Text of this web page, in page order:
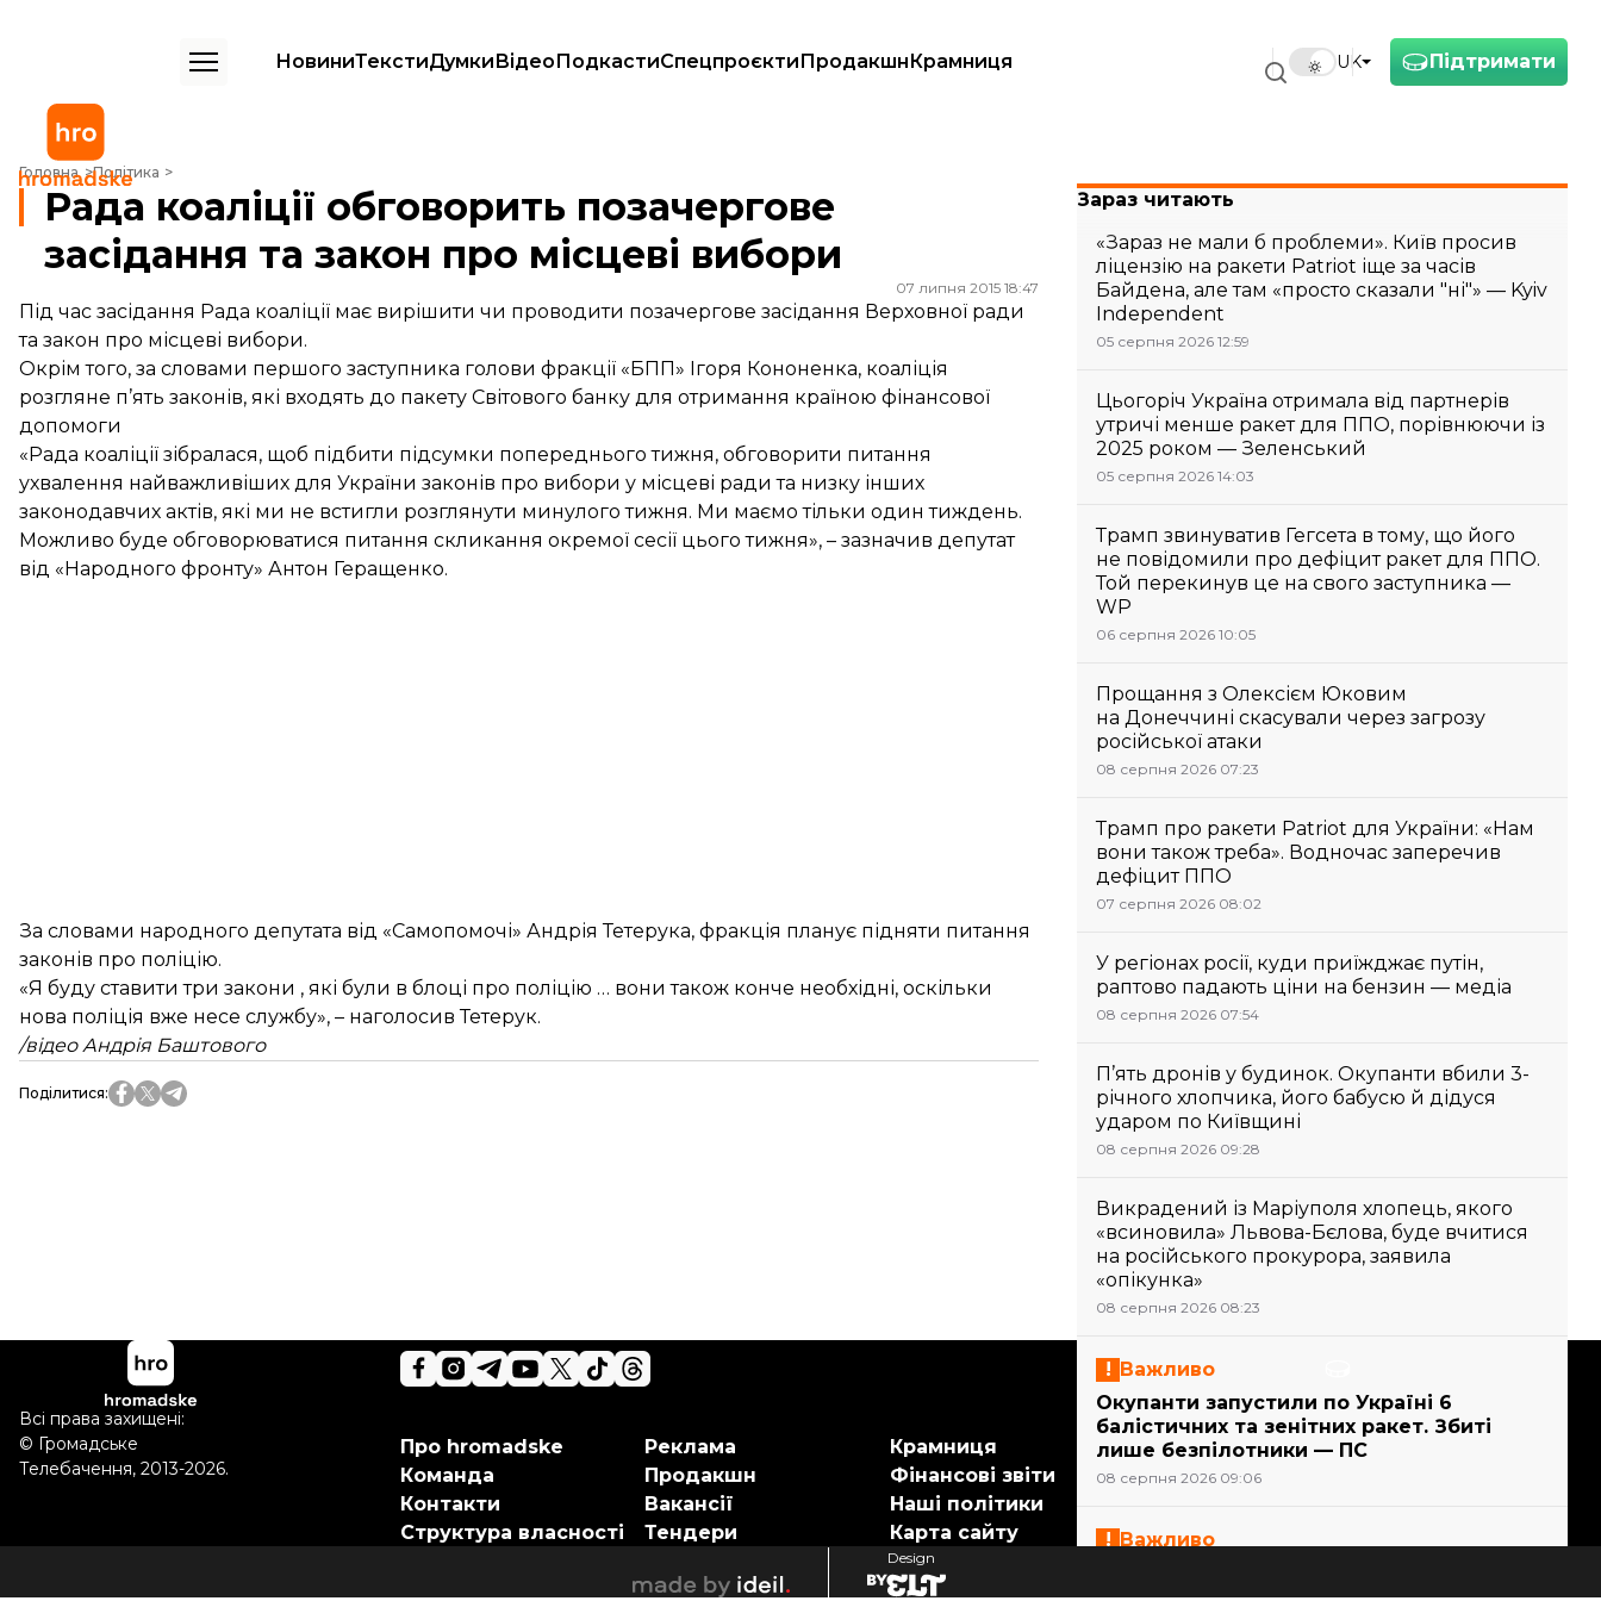
Підтримати
UK
НовиниТекстиДумкиВідеоПодкастиСпецпроєктиПродакшнКрамниця
Головна Політика
Рада коаліції обговорить позачергове засідання та закон про місцеві вибори
Рада коаліції обговорить позачергове
засідання та закон про місцеві вибори
07 липня 2015 18:47
Під час засідання Рада коаліції має вирішити чи проводити позачергове засідання Верховної ради
та закон про місцеві вибори.
Окрім того, за словами першого заступника голови фракції «БПП» Ігоря Кононенка, коаліція
розгляне п’ять законів, які входять до пакету Світового банку для отримання країною фінансової
допомоги
«Рада коаліції зібралася, щоб підбити підсумки попереднього тижня, обговорити питання
ухвалення найважливіших для України законів про вибори у місцеві ради та низку інших
законодавчих актів, які ми не встигли розглянути минулого тижня. Ми маємо тільки один тиждень.
Можливо буде обговорюватися питання скликання окремої сесії цього тижня», – зазначив депутат
від «Народного фронту» Антон Геращенко.
За словами народного депутата від «Самопомочі» Андрія Тетерука, фракція планує підняти питання
законів про поліцію.
«Я буду ставити три закони , які були в блоці про поліцію … вони також конче необхідні, оскільки
нова поліція вже несе службу», – наголосив Тетерук.
/відео Андрія Баштового
Поділитися:
Зараз читають
«Зараз не мали б проблеми». Київ просив
ліцензію на ракети Patriot іще за часів
Байдена, але там «просто сказали "ні"» — Kyiv
Independent
05 серпня 2026 12:59
Цьогоріч Україна отримала від партнерів
утричі менше ракет для ППО, порівнюючи із
2025 роком — Зеленський
05 серпня 2026 14:03
Трамп звинуватив Гегсета в тому, що його
не повідомили про дефіцит ракет для ППО.
Той перекинув це на свого заступника —
WP
06 серпня 2026 10:05
Прощання з Олексієм Юковим
на Донеччині скасували через загрозу
російської атаки
08 серпня 2026 07:23
Трамп про ракети Patriot для України: «Нам
вони також треба». Водночас заперечив
дефіцит ППО
07 серпня 2026 08:02
У регіонах росії, куди приїжджає путін,
раптово падають ціни на бензин — медіа
08 серпня 2026 07:54
П’ять дронів у будинок. Окупанти вбили 3-
річного хлопчика, його бабусю й дідуся
ударом по Київщині
08 серпня 2026 09:28
Викрадений із Маріуполя хлопець, якого
«всиновила» Львова-Бєлова, буде вчитися
на російського прокурора, заявила
«опікунка»
08 серпня 2026 08:23
Важливо
Окупанти запустили по Україні 6
балістичних та зенітних ракет. Збиті
лише безпілотники — ПС
08 серпня 2026 09:06
Важливо
Підтримай hromadske.
Ми працюємо для тебе та
Про hromadske
Команда
Контакти
Структура власності
Реклама
Продакшн
Вакансії
Тендери
Крамниця
Фінансові звіти
Наші політики
Карта сайту
Всі права захищені:
© Громадське
Телебачення, 2013-2026.
ideil
Design
elt